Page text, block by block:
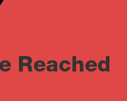
Reached